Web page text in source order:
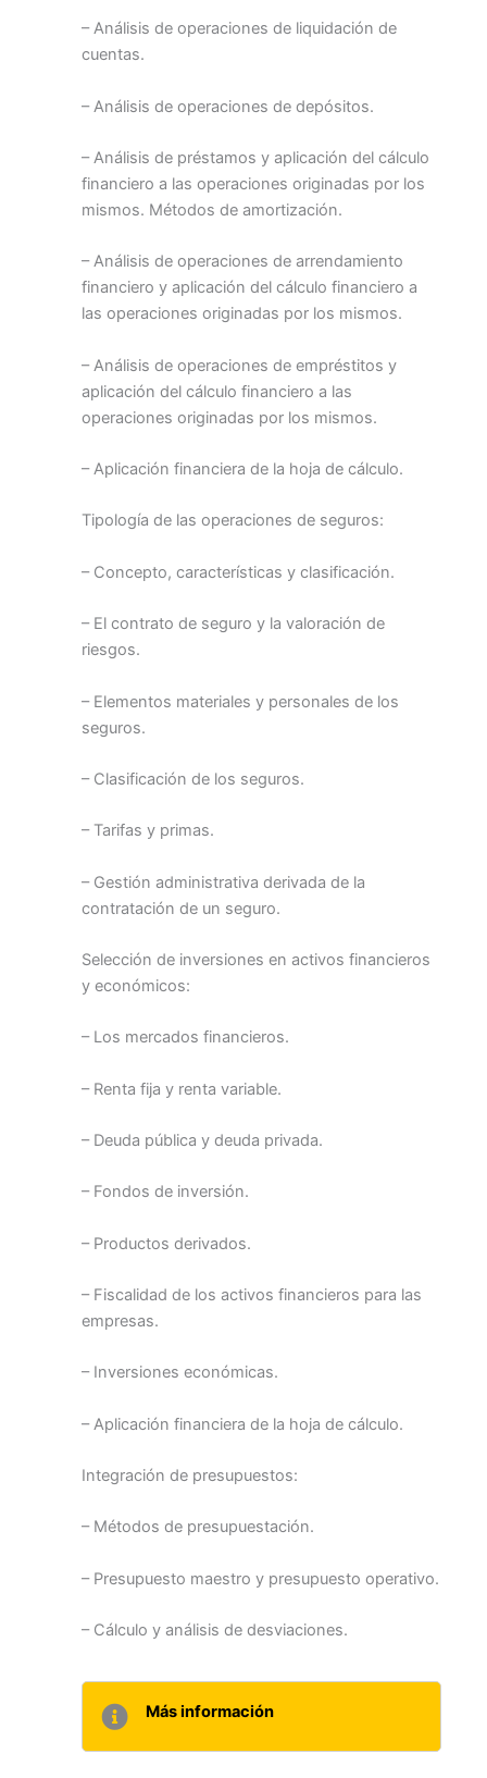
– Análisis de operaciones de liquidación de
cuentas.
– Análisis de operaciones de depósitos.
– Análisis de préstamos y aplicación del cálculo
financiero a las operaciones originadas por los
mismos. Métodos de amortización.
– Análisis de operaciones de arrendamiento
financiero y aplicación del cálculo financiero a
las operaciones originadas por los mismos.
– Análisis de operaciones de empréstitos y
aplicación del cálculo financiero a las
operaciones originadas por los mismos.
– Aplicación financiera de la hoja de cálculo.
Tipología de las operaciones de seguros:
– Concepto, características y clasificación.
– El contrato de seguro y la valoración de
riesgos.
– Elementos materiales y personales de los
seguros.
– Clasificación de los seguros.
– Tarifas y primas.
– Gestión administrativa derivada de la
contratación de un seguro.
Selección de inversiones en activos financieros
y económicos:
– Los mercados financieros.
– Renta fija y renta variable.
– Deuda pública y deuda privada.
– Fondos de inversión.
– Productos derivados.
– Fiscalidad de los activos financieros para las
empresas.
– Inversiones económicas.
– Aplicación financiera de la hoja de cálculo.
Integración de presupuestos:
– Métodos de presupuestación.
– Presupuesto maestro y presupuesto operativo.
– Cálculo y análisis de desviaciones.
Más información